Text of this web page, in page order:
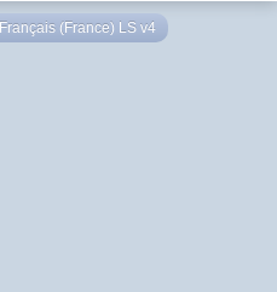
Français (France) LS v4